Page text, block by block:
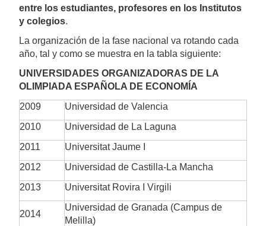
entre los estudiantes, profesores en los Institutos
y colegios.
La organización de la fase nacional va rotando cada
año, tal y como se muestra en la tabla siguiente:
UNIVERSIDADES ORGANIZADORAS DE LA
OLIMPIADA ESPAÑOLA DE ECONOMÍA
2009
Universidad de Valencia
2010
Universidad de La Laguna
2011
Universitat Jaume I
2012
Universidad de Castilla-La Mancha
2013
Universitat Rovira I Virgili
2014
Universidad de Granada (Campus de
Melilla)